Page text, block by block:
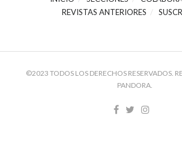
REVISTAS ANTERIORES
©2023 TODOS LOS DERECHOS RESERVADOS.
PANDORA.